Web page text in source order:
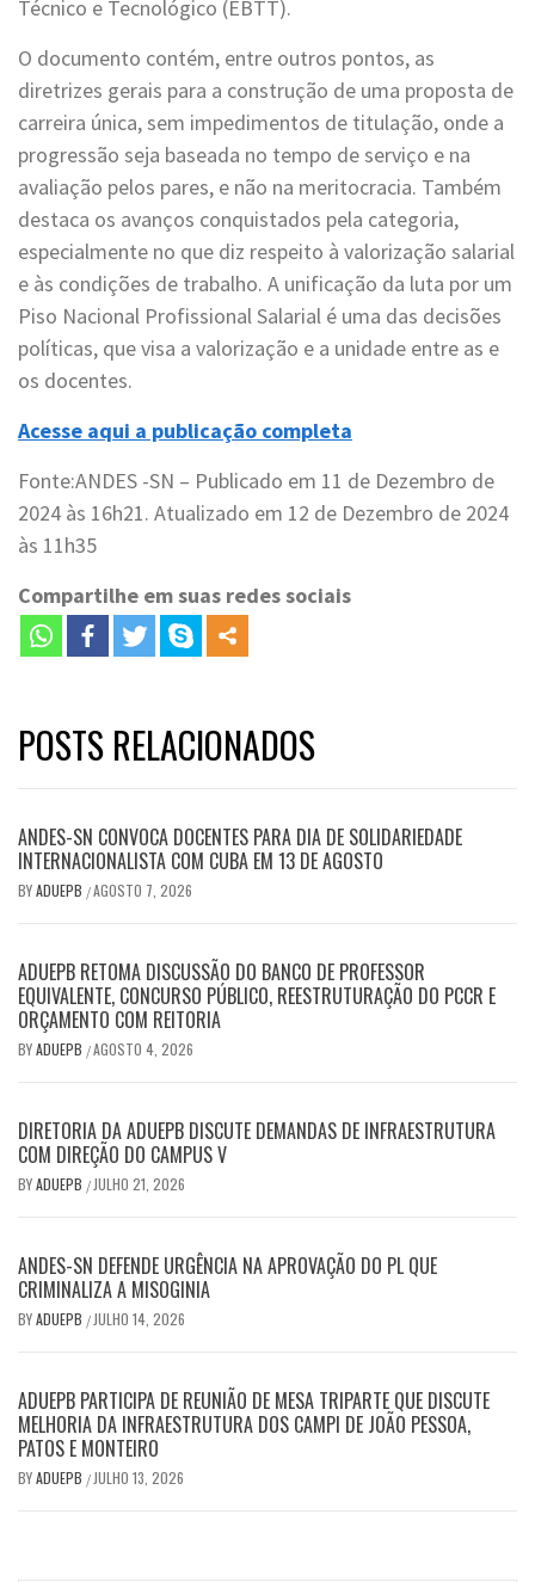
Técnico e Tecnológico (EBTT).
O documento contém, entre outros pontos, as
diretrizes gerais para a construção de uma proposta de
carreira única, sem impedimentos de titulação, onde a
progressão seja baseada no tempo de serviço e na
avaliação pelos pares, e não na meritocracia. Também
destaca os avanços conquistados pela categoria,
especialmente no que diz respeito à valorização salarial
e às condições de trabalho. A unificação da luta por um
Piso Nacional Profissional Salarial é uma das decisões
políticas, que visa a valorização e a unidade entre as e
os docentes.
Acesse aqui a publicação completa
Fonte:ANDES -SN – Publicado em 11 de Dezembro de
2024 às 16h21. Atualizado em 12 de Dezembro de 2024
às 11h35
Compartilhe em suas redes sociais
POSTS RELACIONADOS
ANDES-SN CONVOCA DOCENTES PARA DIA DE SOLIDARIEDADE
INTERNACIONALISTA COM CUBA EM 13 DE AGOSTO
BYADUEPB /AGOSTO 7, 2026
ADUEPB RETOMA DISCUSSÃO DO BANCO DE PROFESSOR
EQUIVALENTE, CONCURSO PÚBLICO, REESTRUTURAÇÃO DO PCCR E
ORÇAMENTO COM REITORIA
BYADUEPB /AGOSTO 4, 2026
DIRETORIA DA ADUEPB DISCUTE DEMANDAS DE INFRAESTRUTURA
COM DIREÇÃO DO CAMPUS V
BYADUEPB / JULHO 21, 2026
ANDES-SN DEFENDE URGÊNCIA NA APROVAÇÃO DO PL QUE
CRIMINALIZA A MISOGINIA
BYADUEPB / JULHO 14, 2026
ADUEPB PARTICIPA DE REUNIÃO DE MESA TRIPARTE QUE DISCUTE
MELHORIA DA INFRAESTRUTURA DOS CAMPI DE JOÃO PESSOA,
PATOS E MONTEIRO
BYADUEPB / JULHO 13, 2026